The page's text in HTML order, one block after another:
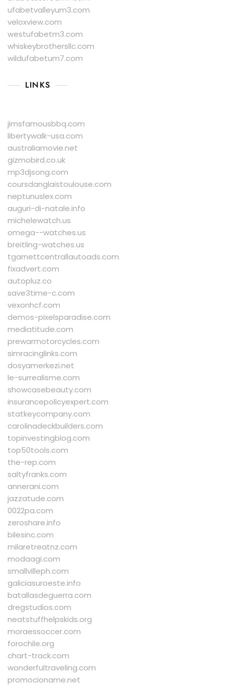
ufabetvalleyum3.com
veloxview.com
westufabetm3.com
whiskeybrothersllc.com
wildufabetum7.com
LINKS
jimsfamousbbq.com
libertywalk-usa.com
australiamovie.net
gizmobird.co.uk
mp3djsong.com
coursdanglaistoulouse.com
neptunuslex.com
auguri-di-natale.info
michelewatch.us
omega--watches.us
breitling-watches.us
tgarnettcentrallautoads.com
fixadvert.com
autopluz.co
save3time-c.com
vexonhcf.com
demos-pixelsparadise.com
mediatitude.com
prewarmotorcycles.com
simracinglinks.com
dosyamerkezi.net
le-surrealisme.com
showcasebeauty.com
insurancepolicyexpert.com
statkeycompany.com
carolinadeckbuilders.com
topinvestingblog.com
top50tools.com
the-rep.com
saltyfranks.com
annerani.com
jazzatude.com
0022pa.com
zeroshare.info
bilesinc.com
milaretreatnz.com
modaagi.com
smallvilleph.com
galiciasuroeste.info
batallasdeguerra.com
dregstudios.com
neatstuffhelpskids.org
moraessoccer.com
forochile.org
chart-track.com
wonderfultraveling.com
promocioname.net